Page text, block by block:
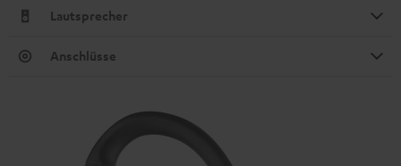
Lautsprecher
Anschlüsse